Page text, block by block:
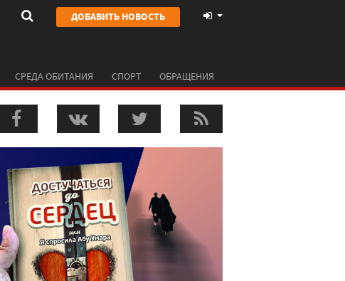
ДОБАВИТЬ НОВОСТЬ
СРЕДА ОБИТАНИЯ СПОРТ ОБРАЩЕНИЯ